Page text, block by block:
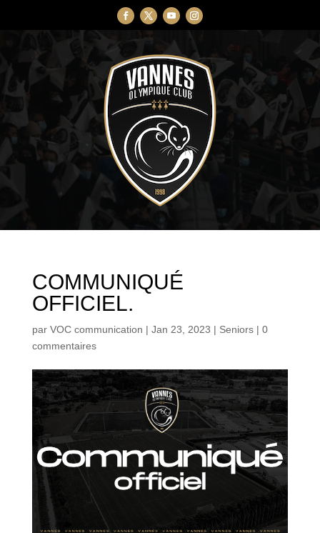
COMMUNIQUÉ
OFFICIEL.
par VOC communication | Jan 23, 2023 | Seniors| 0
commentaires